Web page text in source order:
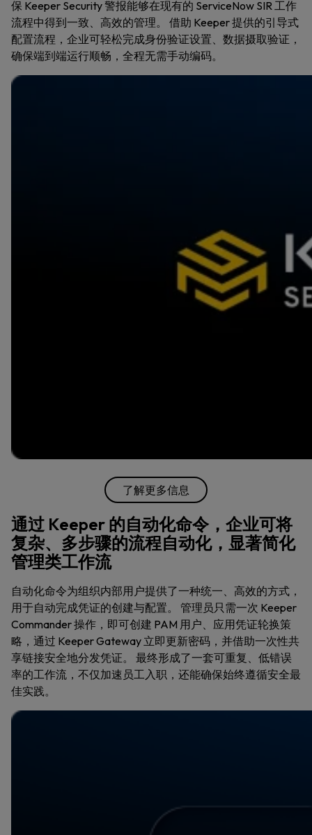
保 Keeper Security 警报能够在现有的 ServiceNow SIR 工作
流程中得到一致、高效的管理。 借助 Keeper 提供的引导式
配置流程，企业可轻松完成身份验证设置、数据摄取验证，
确保端到端运行顺畅，全程无需手动编码。
了解更多信息
通过 Keeper 的自动化命令，企业可将
复杂、多步骤的流程自动化，显著简化
管理类工作流
自动化命令为组织内部用户提供了一种统一、高效的方式，
用于自动完成凭证的创建与配置。 管理员只需一次 Keeper
Commander 操作，即可创建 PAM 用户、应用凭证轮换策
略，通过 Keeper Gateway 立即更新密码，并借助一次性共
享链接安全地分发凭证。 最终形成了一套可重复、低错误
率的工作流，不仅加速员工入职，还能确保始终遵循安全最
佳实践。